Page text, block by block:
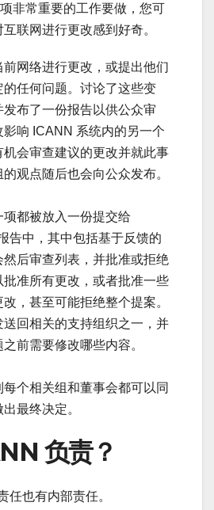
非常重要的工作要做，您可
联网进行更改感到好奇。
网络进行更改，或提出他们
任何问题。讨论了这些变
布了一份报告以供公众审
响 ICANN 系统内的另一个
会审查建议的更改并就此事
观点随后也会向公众发布。
都被放入一份提交给
告中，其中包括基于反馈的
后审查列表，并批准或拒绝
准所有更改，或者批准一些
，甚至可能拒绝整个提案。
回相关的支持组织之一，并
前需要修改哪些内容。
个相关组和董事会都可以同
最终决定。
负责？
任也有内部责任。